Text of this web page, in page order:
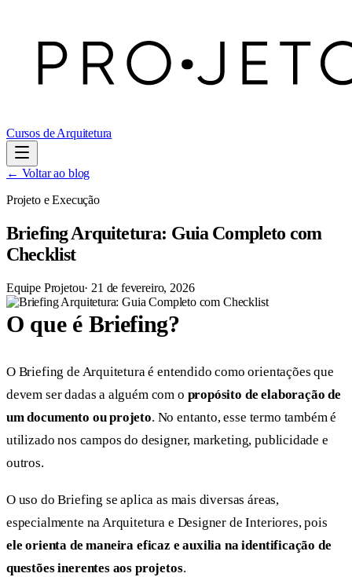
Cursos de Arquitetura
← Voltar ao blog
Projeto e Execução
Briefing Arquitetura: Guia Completo com
Checklist
Equipe Projetou· 21 de fevereiro, 2026
O que é Briefing?
O Briefing de Arquitetura é entendido como orientações que
devem ser dadas a alguém com o propósito de elaboração de
um documento ou projeto. No entanto, esse termo também é
utilizado nos campos do designer, marketing, publicidade e
outros.
O uso do Briefing se aplica as mais diversas áreas,
especialmente na Arquitetura e Designer de Interiores, pois
ele orienta de maneira eficaz e auxilia na identificação de
questões inerentes aos projetos.